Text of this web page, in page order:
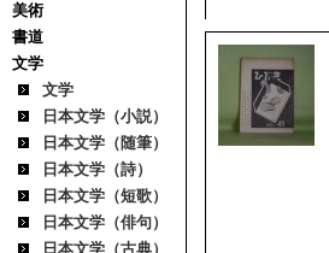
美術
書道
文学
文学
日本文学（小説）
日本文学（随筆）
日本文学（詩）
日本文学（短歌）
日本文学（俳句）
日本文学（古典）